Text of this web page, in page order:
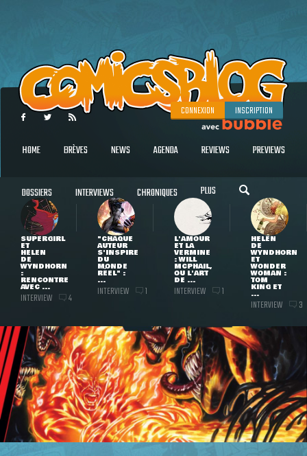
CONNEXION INSCRIPTION
HOME BRÈVES NEWS AGENDA REVIEWS PREVIEWS
DOSSIERS INTERVIEWS CHRONIQUES PLUS
SUPERGIRL
ET
HELEN
DE
WYNDHORN
:
RENCONTRE
AVEC ...
INTERVIEW 4
"CHAQUE
AUTEUR
S'INSPIRE
DU
MONDE
RÉEL" :
...
INTERVIEW 1
L'AMOUR
ET LA
VERMINE
: WILL
MCPHAIL,
OU L'ART
DE ...
INTERVIEW 1
HELEN
DE
WYNDHORN
ET
WONDER
WOMAN :
TOM
KING ET
...
INTERVIEW 3